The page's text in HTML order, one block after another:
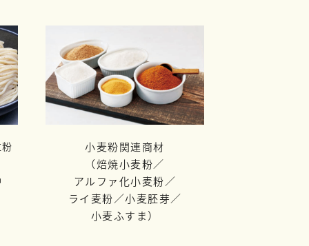
小麦粉関連商材
（焙焼小麦粉／
アルファ化小麦粉／
ライ麦粉／小麦胚芽／
小麦ふすま）